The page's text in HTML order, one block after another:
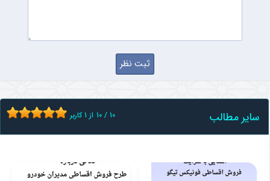
سایر مطالب 10 / 10 از 1کاربر